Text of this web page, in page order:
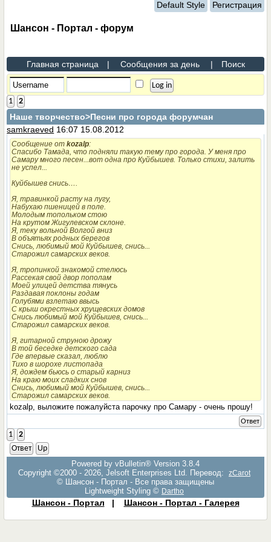
Default Style Регистрация
Шансон - Портал - форум
Главная страница | Сообщения за день | Поиск
1 2
Наше творчество>Песни про города форумчан
samkraeved 16:07 15.08.2012
Сообщение отkozalp:
Спасибо Тамада, что подняли такую тему про города. У меня про
Самару много песен...вот одна про Куйбышев. Только стихи, залить
не успел...
Куйбышев снись….
Я, травинкой расту на лугу,
Набухаю пшеницей в поле.
Молодым топольком стою
На крутом Жигулевском склоне.
Я, теку вольной Волгой вниз
В объятьях родных берегов
Снись, любимый мой Куйбышев, снись...
Старожил самарских веков.
Я, тропинкой знакомой стелюсь
Рассекая свой двор пополам
Моей улицей детства тянусь
Раздавая поклоны годам
Голубями взлетаю ввысь
С крыш окрестных хрущевских домов
Снись любимый мой Куйбышев, снись...
Старожил самарских веков.
Я, гитарной струною дрожу
В той беседке детского сада
Где впервые сказал, люблю
Тихо в шорохе листопада
Я, дождем бьюсь о старый карниз
На краю моих сладких снов
Снись, любимый мой Куйбышев, снись...
Старожил самарских веков.
kozalp, выложите пожалуйста парочку про Самару - очень прошу!
Ответ
1
2
Ответ
Up
Powered by vBulletin® Version 3.8.4
Copyright ©2000 - 2026, Jelsoft Enterprises Ltd. Перевод:
zCarot
© Шансон - Портал - Все права защищены
Lightweight Styling © Dartho
Шансон - Портал | Шансон - Портал - Галерея